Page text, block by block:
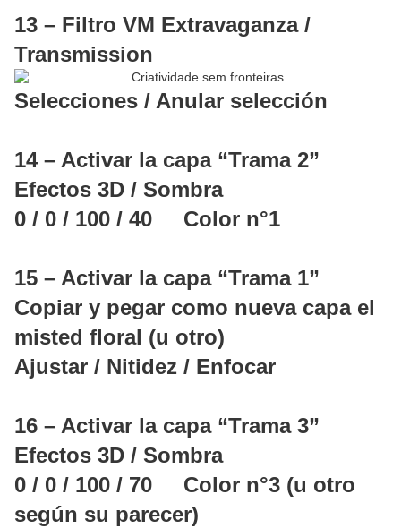
13 – Filtro VM Extravaganza /
Transmission
Selecciones / Anular selección
14 – Activar la capa “Trama 2”
Efectos 3D / Sombra
0 / 0 / 100 / 40 Color n°1
15 – Activar la capa “Trama 1”
Copiar y pegar como nueva capa el
misted floral (u otro)
Ajustar / Nitidez / Enfocar
16 – Activar la capa “Trama 3”
Efectos 3D / Sombra
0 / 0 / 100 / 70 Color n°3 (u otro
según su parecer)